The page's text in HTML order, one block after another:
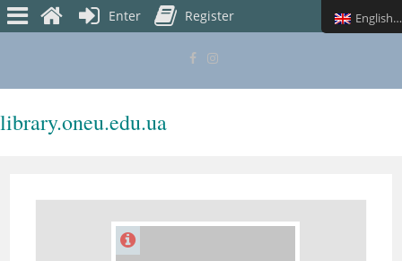
library.oneu.edu.ua
Enter Register English (UK)